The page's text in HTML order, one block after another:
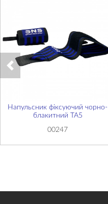
Напульсник фіксуючий чорно-
блакитний ТА5
00247